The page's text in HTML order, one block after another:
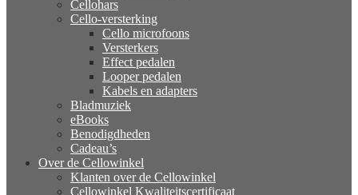
Cellohars
Cello-versterking
Cello microfoons
Versterkers
Effect pedalen
Looper pedalen
Kabels en adapters
Bladmuziek
eBooks
Benodigdheden
Cadeau’s
Over de Cellowinkel
Klanten over de Cellowinkel
Cellowinkel Kwaliteitscertificaat